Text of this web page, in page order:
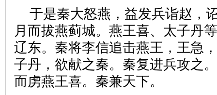
于是秦大怒燕，益发兵诣赵，
月而拔燕蓟城。燕王喜、太子丹
辽东。秦将李信追击燕王，王急
子丹，欲献之秦。秦复进兵攻之
而虏燕王喜。秦兼天下。